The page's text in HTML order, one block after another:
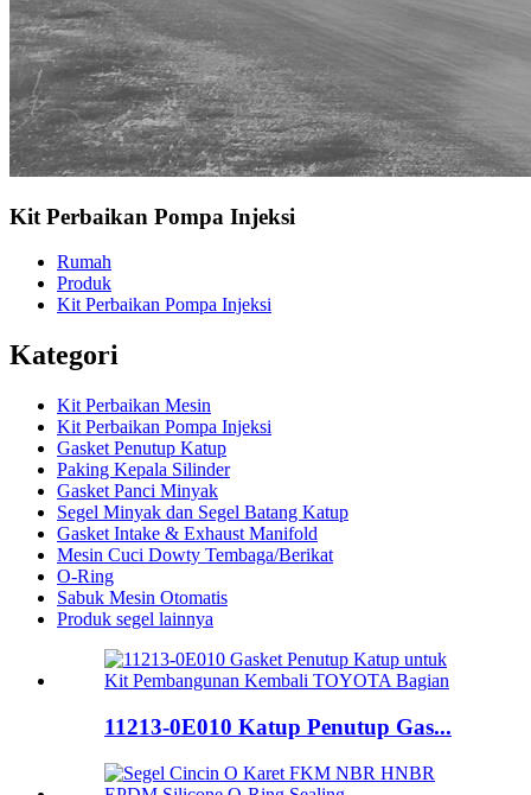
Kit Perbaikan Pompa Injeksi
Rumah
Produk
Kit Perbaikan Pompa Injeksi
Kategori
Kit Perbaikan Mesin
Kit Perbaikan Pompa Injeksi
Gasket Penutup Katup
Paking Kepala Silinder
Gasket Panci Minyak
Segel Minyak dan Segel Batang Katup
Gasket Intake & Exhaust Manifold
Mesin Cuci Dowty Tembaga/Berikat
O-Ring
Sabuk Mesin Otomatis
Produk segel lainnya
11213-0E010 Katup Penutup Gas...